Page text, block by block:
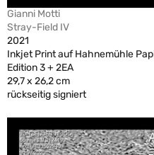
Gianni Motti
Stray-Field IV
2021
Inkjet Print auf Hahnemühle
Edition 3 + 2EA
29,7 x 26,2 cm
rückseitig signiert